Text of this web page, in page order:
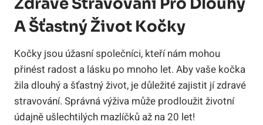
A Šťastný Život Kočky
Kočky jsou úžasní společníci, kteří nám mohou
přinést radost a lásku po mnoho let. Aby vaše kočka
žila dlouhý a šťastný život, je důležité zajistit jí zdravé
stravování. Správná výživa může prodloužit životní
údajně ušlechtilých mazlíčků až na 20 let!